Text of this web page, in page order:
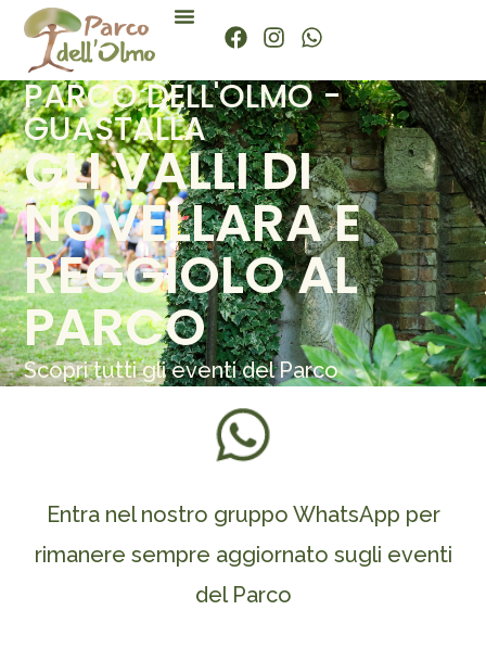
PARCO DELL'OLMO -
GUASTALLA
GLI VALLI DI
NOVELLARA E
REGGIOLO AL
PARCO
Scopri tutti gli eventi del Parco
Entra nel nostro gruppo WhatsApp per
rimanere sempre aggiornato sugli eventi
del Parco